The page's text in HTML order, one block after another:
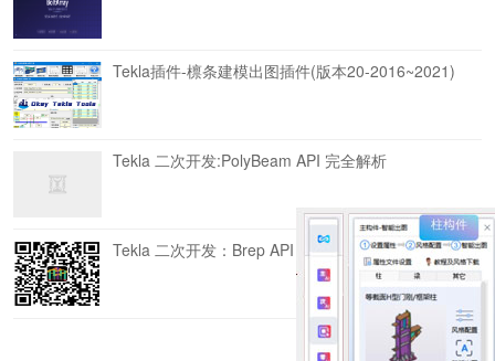
Tekla插件-檩条建模出图插件(版本20-2016~2021)
Tekla 二次开发:PolyBeam API 完全解析
Tekla 二次开发：Brep API 完全解析